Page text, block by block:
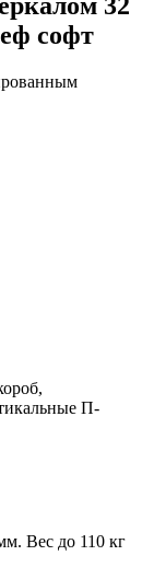
софт
П-
Вес до 110 кг